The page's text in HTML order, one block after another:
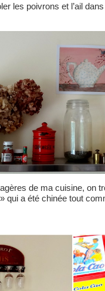
les poivrons et l’ail
de ma cuisine, on
qui a été chinée tout